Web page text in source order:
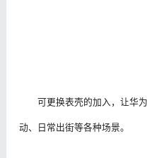
可更换表壳的加入，让华
动、日常出街等各种场景。